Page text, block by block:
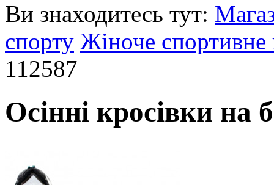
Ви знаходитесь тут:
спорту Жіноче спортивне
112587
Осінні кросівки на